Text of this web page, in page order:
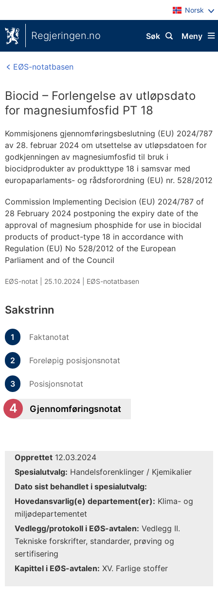
Norsk
Regjeringen.no Meny
Søk
EØS-notatbasen
Biocid – Forlengelse av utløpsdato
for magnesiumfosfid PT 18
Kommisjonens gjennomføringsbeslutning (EU) 2024/787
av 28. februar 2024 om utsettelse av utløpsdatoen for
godkjenningen av magnesiumfosfid til bruk i
biocidprodukter av produkttype 18 i samsvar med
europaparlaments- og rådsforordning (EU) nr. 528/2012
Commission Implementing Decision (EU) 2024/787 of
28 February 2024 postponing the expiry date of the
approval of magnesium phosphide for use in biocidal
products of product-type 18 in accordance with
Regulation (EU) No 528/2012 of the European
Parliament and of the Council
EØS-notat | 25.10.2024 EØS-notatbasen
Sakstrinn
Faktanotat
Foreløpig posisjonsnotat
Posisjonsnotat
Gjennomføringsnotat
Opprettet 12.03.2024
Spesialutvalg: Handelsforenklinger / Kjemikalier
Dato sist behandlet i spesialutvalg:
Hovedansvarlig(e) departement(er): Klima- og
miljødepartementet
Vedlegg/protokoll i EØS-avtalen: Vedlegg II.
Tekniske forskrifter, standarder, prøving og
sertifisering
Kapittel i EØS-avtalen: XV. Farlige stoffer